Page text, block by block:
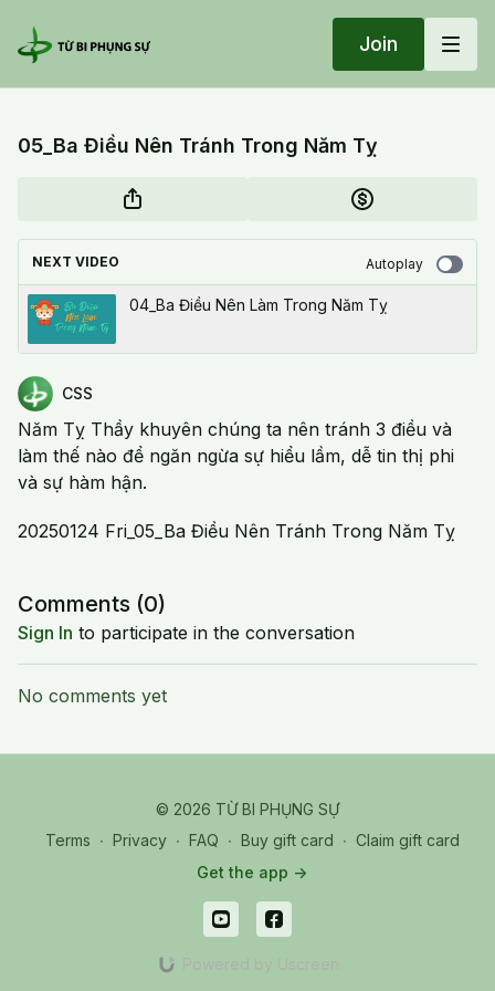
Join
05_Ba Điều Nên Tránh Trong Năm Tỵ
NEXT VIDEO Autoplay
04_Ba Điều Nên Làm Trong Năm Tỵ
CSS
Năm Tỵ Thầy khuyên chúng ta nên tránh 3 điều và
làm thế nào để ngăn ngừa sự hiểu lầm, dễ tin thị phi
và sự hàm hận.
20250124 Fri_05_Ba Điều Nên Tránh Trong Năm Tỵ
Comments (0)
Sign In to participate in the conversation
No comments yet
© 2026 TỪ BI PHỤNG SỰ
Terms ∙ Privacy ∙ FAQ ∙ Buy gift card ∙ Claim gift card
Get the app ->
Powered by Uscreen